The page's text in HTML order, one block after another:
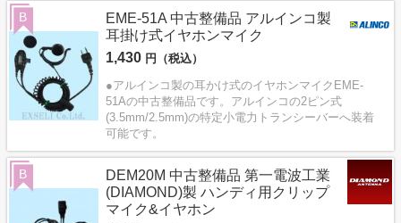
EME-51A 中古整備品 アルインコ製
耳掛け式イヤホンマイク
1,430 円（税込）
●アルインコ製の耳かけ式のイヤホンマイクEME-
51Aの中古整備品です。アルインコの2ピン式
(3.5mm/2.5mm)の特定小電力トランシーバーへ装着
可能です。
B
DEM20M 中古整備品 第一電波工業
(DIAMOND)製 ハンディ用クリップ
マイク&イヤホン
B